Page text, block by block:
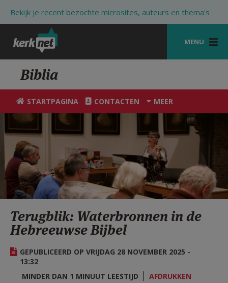
Bekijk je recent bezochte microsites, auteurs en thema's
MENU
STARTPAGINA
KERK
VIERINGEN
SHOP
ZOEKEN
HULP
STARTPAGINA PORTAAL
MIJN PAROCHIE
AANMELDEN OF REGISTREREN
Biblia
STARTPAGINA CONTACTEN MEER
Terugblik: Waterbronnen in de
Hebreeuwse Bijbel
GEPUBLICEERD OP VRIJDAG 28 NOVEMBER 2025 -
13:32
MINDER DAN 1 MINUUT LEESTIJD
AFDRUKKEN